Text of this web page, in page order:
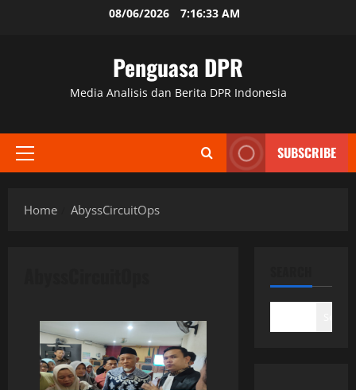
08/06/2026 7:16:33 AM
Penguasa DPR
Media Analisis dan Berita DPR Indonesia
Primary
SUBSCRIBE
Home AbyssCircuitOps